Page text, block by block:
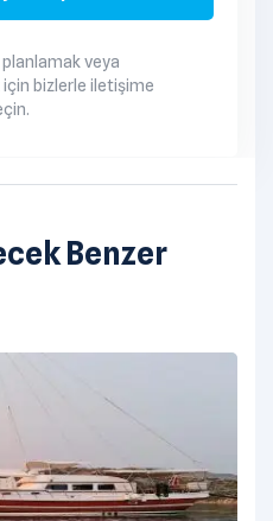
planlamak veya
için bizlerle iletişime
Benzer